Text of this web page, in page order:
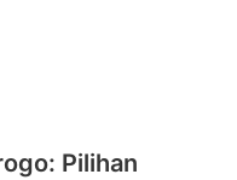
Pilihan